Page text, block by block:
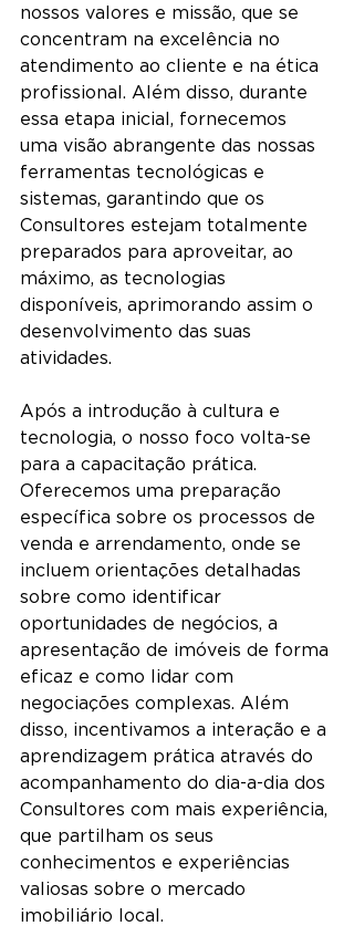
nossos valores e missão, que se
concentram na excelência no
atendimento ao cliente e na ética
profissional. Além disso, durante
essa etapa inicial, fornecemos
uma visão abrangente das nossas
ferramentas tecnológicas e
sistemas, garantindo que os
Consultores estejam totalmente
preparados para aproveitar, ao
máximo, as tecnologias
disponíveis, aprimorando assim o
desenvolvimento das suas
atividades.
Após a introdução à cultura e
tecnologia, o nosso foco volta-se
para a capacitação prática.
Oferecemos uma preparação
específica sobre os processos de
venda e arrendamento, onde se
incluem orientações detalhadas
sobre como identificar
oportunidades de negócios, a
apresentação de imóveis de forma
eficaz e como lidar com
negociações complexas. Além
disso, incentivamos a interação e a
aprendizagem prática através do
acompanhamento do dia-a-dia dos
Consultores com mais experiência,
que partilham os seus
conhecimentos e experiências
valiosas sobre o mercado
imobiliário local.